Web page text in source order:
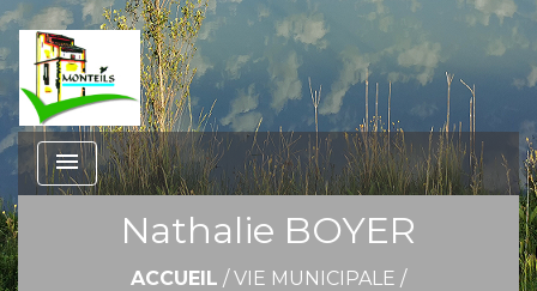
menu
Nathalie BOYER
ACCUEIL /VIE MUNICIPALE /